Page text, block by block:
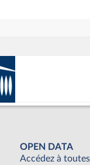
OPEN DATA
Accédez à toutes